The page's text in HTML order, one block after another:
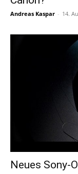
Andreas Kaspar - 14.
Neues Sony-